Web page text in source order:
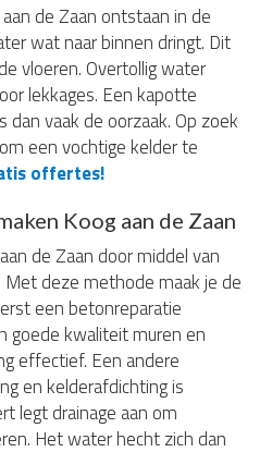
de Zaan ontstaan in de
wat naar binnen dringt. Dit
vloeren. Overtollig water
lekkages. Een kapotte
vaak de oorzaak. Op zoek
een vochtige kelder te
offertes!
Koog aan de Zaan
de Zaan door middel van
deze methode maak je de
een betonreparatie
goede kwaliteit muren en
effectief. Een andere
en kelderafdichting is
legt drainage aan om
Het water hecht zich dan